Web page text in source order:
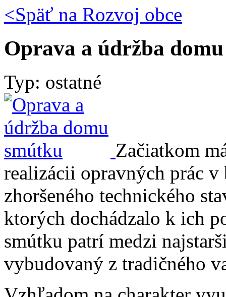
<Späť na Rozvoj obce
Oprava a údržba
Typ: ostatné
Začiatkom
realizácii opravných prác
zhoršeného technického
ktorých dochádzalo k ich
smútku patrí medzi
vybudovaný z tradičného